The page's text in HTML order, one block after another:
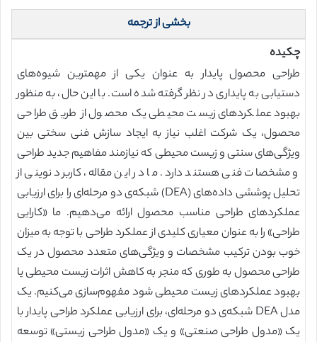
بخشی از ترجمه
چکیده
طراحی محصول پایدار به عنوان یکی از مهمترین شیوه‌های
دستیابی به پایداری در نظر گرفته شده است. با این حال، به منظور
بهبود عملکردهای زیست محیطی یک محصول از طریق طراحی
محصول، یک شرکت اغلب نیاز به ایجاد سازش فنی سختی بین
ویژگی‌های سنتی و زیست محیطی که نیازمند مفاهیم جدید طراحی
و مشخصات فنی هستند دارد. ما در این مقاله، کاربرد نوینی از
تحلیل پوششی داده‌های (DEA) شبکه‌ی دو مرحله‌ای را برای ارزیابی
عملکردهای طراحی مناسب محصول ارائه می‌دهیم. ما «کارایی
طراحی» را به عنوان معیاری کلیدی از عملکرد طراحی با توجه به میزان
خوب بودن ترکیب مشخصات و ویژگی‌های متعدد محصول در یک
طراحی محصول به طوری که منجر به کاهش اثرات زیست محیطی یا
بهبود عملکردهای زیست محیطی شود مفهوم‌سازی می‌کنیم. یک
مدل DEA شبکه‌ی دو مرحله‌ای، برای ارزیابی عملکرد طراحی پایدار با
یک «مدول طراحی صنعتی» و یک «مدول طراحی زیستی» توسعه